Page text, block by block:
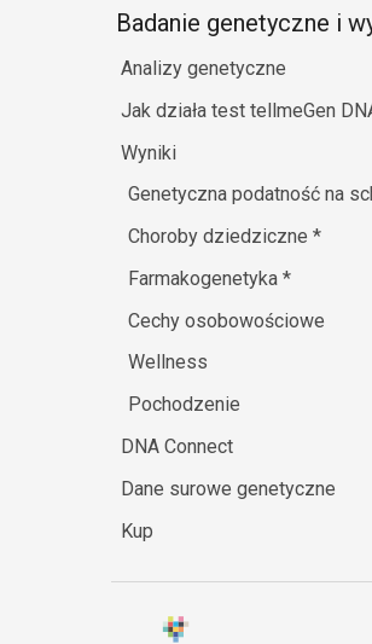
Badanie genetyczne i
Analizy genetyczne
Jak działa test tellmeGen
Wyniki
Genetyczna podatność na
Choroby dziedziczne *
Farmakogenetyka *
Cechy osobowościowe
Wellness
Pochodzenie
DNA Connect
Dane surowe genetyczne
Kup